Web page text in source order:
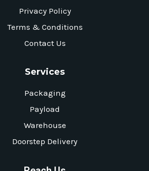
Privacy Policy
Terms & Conditions
Contact Us
Services
Packaging
Payload
Warehouse
Doorstep Delivery